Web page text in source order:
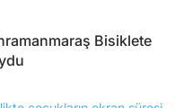
Bisiklete